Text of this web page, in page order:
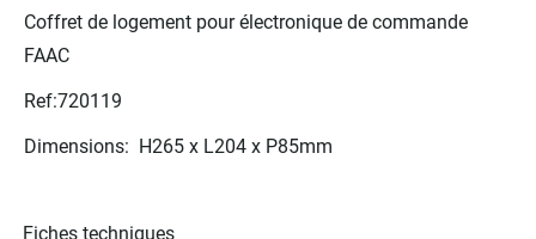
Coffret de logement pour électronique de commande
FAAC
Ref:720119
Dimensions: H265 x L204 x P85mm
Fiches techniques